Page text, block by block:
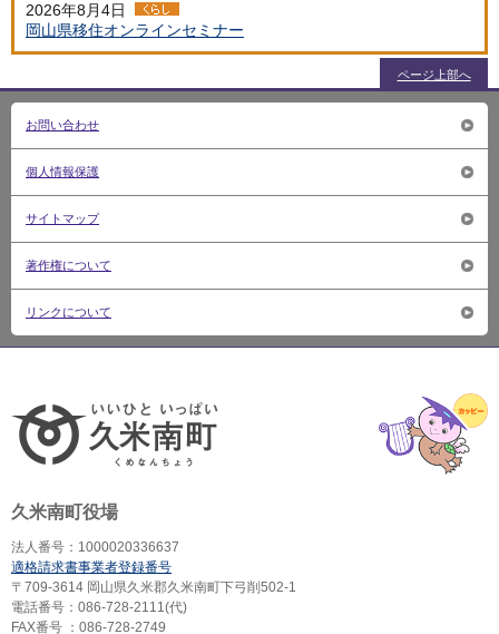
2026年8月4日
岡山県移住オンラインセミナー
ページ上部へ
お問い合わせ
個人情報保護
サイトマップ
著作権について
リンクについて
いい
久米南町役場
法人番号：1000020336637
適格請求書事業者登録番号
〒709-3614 岡山県久米郡久米南町下弓削502-1
電話番号：086-728-2111(代)
FAX番号 ：086-728-2749